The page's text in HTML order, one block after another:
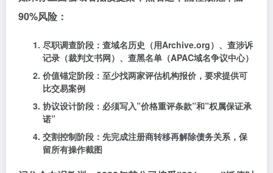
90%风险：
尽职调查阶段 ：查域名历史（用Archive.org）、查涉诉
记录（裁判文书网）、查黑名单（APAC域名争议中心）
价值锚定阶段 ：至少找两家评估机构报价，要求提供可
比交易案例
协议设计阶段 ：必须写入”价格重评条款”和”权属保证承
诺”
交割控制阶段 ：先完成注册商转移再解除债务关系，保
留所有操作截图